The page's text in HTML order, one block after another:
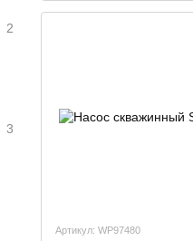
Артикул: WP97480
2
3